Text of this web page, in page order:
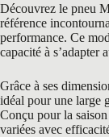
Découvrez le pneu
référence
performance. Ce
capacité à s’adapter
Grâce à ses
idéal pour une large
Conçu pour la
variées avec